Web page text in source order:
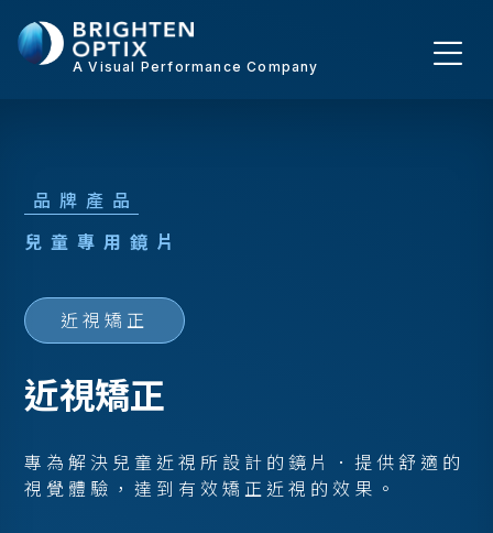
A Visual Performance Company
品牌產品
兒童專用鏡 片
近視矯正
近視矯正
專為解決兒童近視所設計的鏡片．提供舒適的
視覺體驗，達到有效矯正近視的效果。